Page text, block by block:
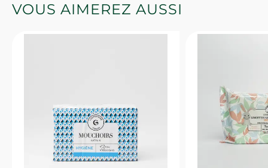
VOUS AIMEREZ AUSSI